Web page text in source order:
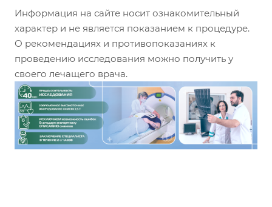
Информация на сайте носит ознакомительный
характер и не является показанием к процедуре.
О рекомендациях и противопоказаниях к
проведению исследования можно получить у
своего лечащего врача.